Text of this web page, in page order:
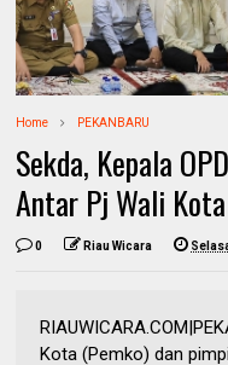
Home PEKANBARU
Sekda, Kepala
Antar Pj Wali
0 Riau Wicara
Kota (Pemko) dan